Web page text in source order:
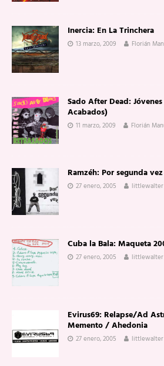
Inercia: En La Trinchera
13 marzo, 2009 Florián
Sado After Dead:
Acabados)
11 marzo, 2009 Florián
Ramzéh: Por segunda vez
27 enero, 2005 littlewalter
Cuba la Bala: Maqueta
27 enero, 2005 littlewalter
Evirus69: Relapse/Ad
Memento / Ahedonia
27 enero, 2005 littlewalter